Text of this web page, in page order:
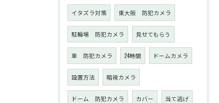
イタズラ対策 東大阪 防犯カメラ
駐輪場 防犯カメラ 見せてもらう
車 防犯カメラ 24時間 ドームカメラ
設置方法 暗視カメラ
ドーム 防犯カメラ カバー 当て逃げ